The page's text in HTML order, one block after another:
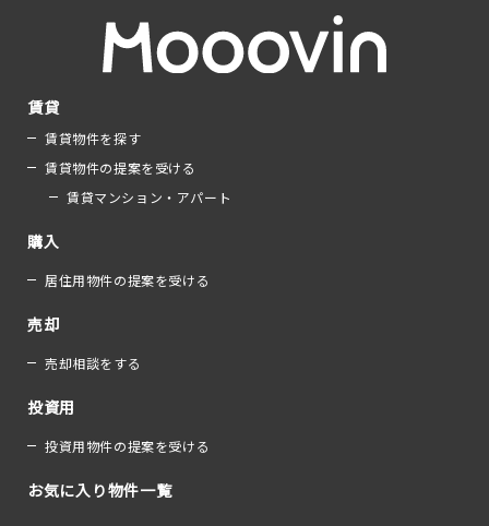
賃貸
賃貸物件を探す
賃貸物件の提案を受ける
賃貸マンション・アパート
購入
居住用物件の提案を受ける
売却
売却相談をする
投資用
投資用物件の提案を受ける
お気に入り物件一覧